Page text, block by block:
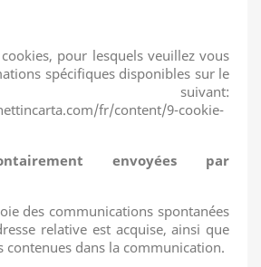
pour lesquels veuillez vous
spécifiques disponibles sur le
suivant:
fr/content/9-cookie-
envoyées par
des communications spontanées
relative est acquise, ainsi que
contenues dans la communication.